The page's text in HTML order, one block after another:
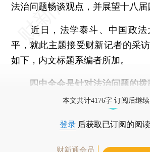
法治问题畅谈观点，并展望十八届
近日，法学泰斗、中国政法
平，就此主题接受财新记者的采
如下，内文标题系编者所加。
四中全会是针对法治问题的拨
本文共计4176字 订阅后继
登录 后获取已订阅的阅
财新通会员